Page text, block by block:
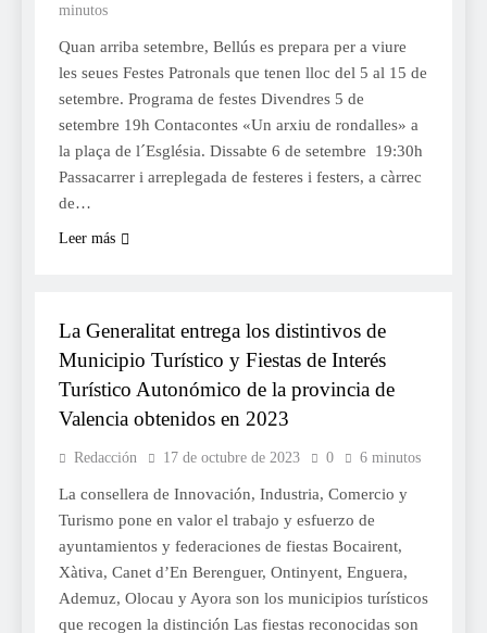
minutos
Quan arriba setembre, Bellús es prepara per a viure
les seues Festes Patronals que tenen lloc del 5 al 15 de
setembre. Programa de festes Divendres 5 de
setembre 19h Contacontes «Un arxiu de rondalles» a
la plaça de l´Església. Dissabte 6 de setembre 19:30h
Passacarrer i arreplegada de festeres i festers, a càrrec
de…
Leer más
La Generalitat entrega los distintivos de
Municipio Turístico y Fiestas de Interés
Turístico Autonómico de la provincia de
Valencia obtenidos en 2023
Redacción 17 de octubre de 2023 0 6 minutos
La consellera de Innovación, Industria, Comercio y
Turismo pone en valor el trabajo y esfuerzo de
ayuntamientos y federaciones de fiestas Bocairent,
Xàtiva, Canet d’En Berenguer, Ontinyent, Enguera,
Ademuz, Olocau y Ayora son los municipios turísticos
que recogen la distinción Las fiestas reconocidas son